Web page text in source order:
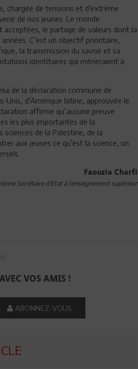
chargée de tensions et d’extrême
de nos jeunes. Le monde
le partage de valeurs dont la
C’est un objectif prioritaire,
la transmission du savoir et sa
identitaires qui mèneraient à
de la déclaration commune de
Unis, d’Amérique latine, approuvée le
affirme qu’aucune preuve
les plus importantes de la
de la Palestine, de la
aux jeunes ce qu’est la science, un
Faouzia Charfi
Secrétaire d’Etat à l’enseignement supérieur
VOS AMIS !
ABONNEZ-VOUS